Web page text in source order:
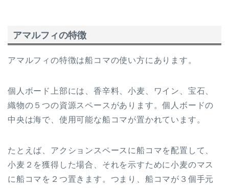
アマルフィの特徴
アマルフィの特徴は船コマの使い方にあります。
個人ボード上部には、香辛料、小麦、ワイン、宝石、
織物の５つの資源スペースがあります。個人ボードの
中央は海で、使用可能な船コマが置かれています。
たとえば、アクションスペースに船コマを配置して、
小麦２を獲得した場合、それを示すために小麦のマス
に船コマを２つ置きます。つまり、船コマが３個手元